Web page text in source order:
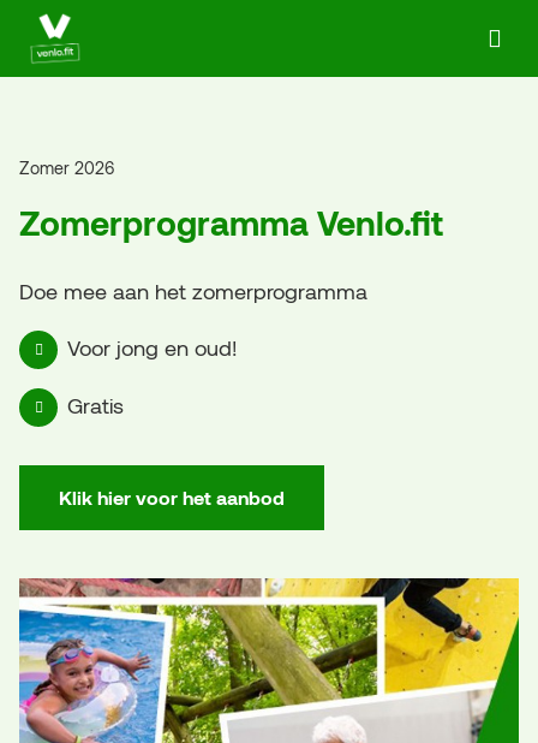
Ga naar de homepage van Actief in Venlo
Zomer 2026
Zomerprogramma Venlo.fit
Doe mee aan het zomerprogramma
Voor jong en oud!
Gratis
Klik hier voor het aanbod